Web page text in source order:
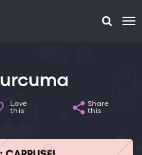
Love
this
Share
this